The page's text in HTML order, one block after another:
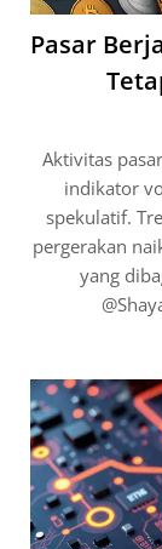
Pasar
Aktivitas
indikator
spekulatif.
pergerakan
yang